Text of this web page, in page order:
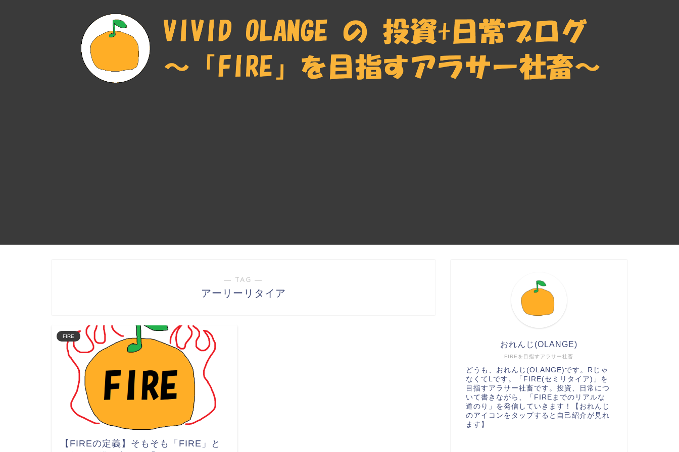
― TAG ―
アーリーリタイア
FIRE
【FIREの定義】そもそも「FIRE」と
FIREを目指すアラサー社畜
おれんじ(OLANGE)
どうも、おれんじ(OLANGE)です。Rじゃ
なくてLです。「FIRE(セミリタイア)」を
目指すアラサー社畜です。投資、日常につ
いて書きながら、「FIREまでのリアルな
道のり」を発信していきます！【おれんじ
のアイコンをタップすると自己紹介が見れ
ます】